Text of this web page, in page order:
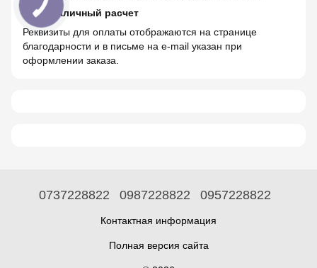
2.Безналичный расчет
Реквизиты для оплаты отображаются на странице
благодарности и в письме на e-mail указан при
оформлении заказа.
0737228822 0987228822 0957228822
Контактная информация
Полная версия сайта